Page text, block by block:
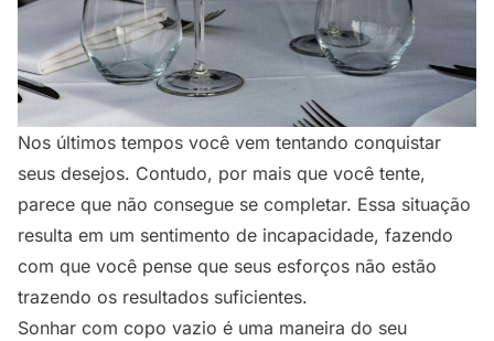
Nos últimos tempos você vem tentando conquistar
seus desejos. Contudo, por mais que você tente,
parece que não consegue se completar. Essa situação
resulta em um sentimento de incapacidade, fazendo
com que você pense que seus esforços não estão
trazendo os resultados suficientes.
Sonhar com copo vazio é uma maneira do seu